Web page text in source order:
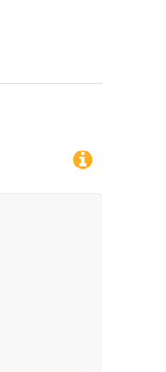
(dentro de 5
(dentro